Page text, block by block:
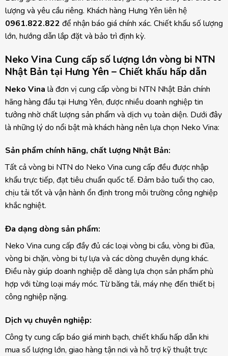
lượng và yêu cầu riêng. Khách hàng Hưng Yên liên hệ
0961.822.822 để nhận báo giá chính xác. Chiết khấu số lượng
lớn, hướng dẫn lắp đặt và bảo trì định kỳ.
Neko Vina Cung cấp số lượng lớn vòng bi NTN
Nhật Bản tại Hưng Yên – Chiết khấu hấp dẫn
Neko Vina là đơn vị cung cấp vòng bi NTN Nhật Bản chính
hãng hàng đầu tại Hưng Yên, được nhiều doanh nghiệp tin
tưởng nhờ chất lượng sản phẩm và dịch vụ toàn diện. Dưới đây
là những lý do nổi bật mà khách hàng nên lựa chọn Neko Vina:
Sản phẩm chính hãng, chất lượng Nhật Bản:
Tất cả vòng bi NTN do Neko Vina cung cấp đều được nhập
khẩu trực tiếp, đạt tiêu chuẩn quốc tế. Đảm bảo tuổi thọ cao,
chịu tải tốt và vận hành ổn định trong môi trường công nghiệp
khắc nghiệt.
Đa dạng dòng sản phẩm:
Neko Vina cung cấp đầy đủ các loại vòng bi cầu, vòng bi đũa,
vòng bi chặn, vòng bi tự lựa và các dòng chuyên dụng khác.
Điều này giúp doanh nghiệp dễ dàng lựa chọn sản phẩm phù
hợp với từng loại máy móc. Từ băng tải, máy nhẹ đến thiết bị
công nghiệp nặng.
Dịch vụ chuyên nghiệp:
Công ty cung cấp báo giá minh bạch, chiết khấu hấp dẫn khi
mua số lượng lớn, giao hàng tận nơi và hỗ trợ kỹ thuật trực